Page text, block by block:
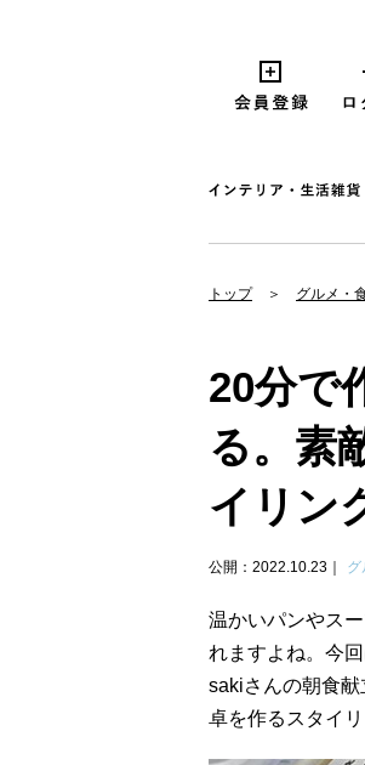
トップ グルメ・
20分で
る。素
イリン
公開：2022.10.23 グ
温かいパンやス
れますよね。今
sakiさんの朝食
卓を作るスタイ